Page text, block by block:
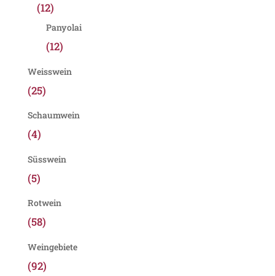
(12)
Panyolai
(12)
Weisswein
(25)
Schaumwein
(4)
Süsswein
(5)
Rotwein
(58)
Weingebiete
(92)